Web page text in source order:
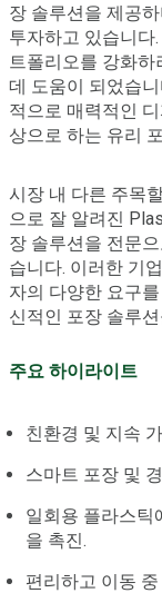
장 솔루션을 제공
투자하고 있습니다
트폴리오를 강화
데 도움이 되었습
적으로 매력적인
상으로 하는 유리
시장 내 다른 주목
으로 잘 알려진
장 솔루션을 전문
습니다. 이러한 기
자의 다양한 요구
신적인 포장 솔루
주요 하이라이트
친환경 및 지속
스마트 포장 및
일회용 플라스틱
을 촉진.
편리하고 이동